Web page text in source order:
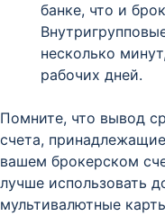
банке, что и
несколько
рабочих дней.
Помните, что вывод
счета,
вашем брокерском
лучше использовать
мультивалютные